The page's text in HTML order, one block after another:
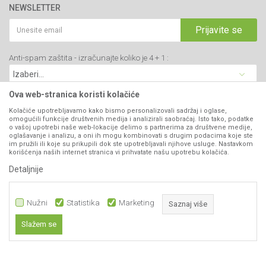
webshop@agromarket.rs
PIB: 102135221
Matični broj: 07593252
Brendovi
Katalozi
Blog
Najčešća pitanja
Politika privatnosti
Kako kupiti
Isporuka
Click & Collect
Načini plaćanja
Plaćanje karticama
Web kredit Raiffeisen banke
Pravo na odustajanje
Reklamacije
Zamena artikala
NEWSLETTER
Prijavite se
Anti-spam zaštita - izračunajte koliko je 4 + 1 :
VIBER I SMS NEWSLETTER
Prijavite se
PRATITE NAS
Ova web-stranica koristi kolačiće
Kolačiće upotrebljavamo kako bismo personalizovali sadržaj i oglase,
omogućili funkcije društvenih medija i analizirali saobraćaj. Isto tako, podatke
o vašoj upotrebi naše web-lokacije delimo s partnerima za društvene medije,
oglašavanje i analizu, a oni ih mogu kombinovati s drugim podacima koje ste
im pružili ili koje su prikupili dok ste upotrebljavali njihove usluge. Nastavkom
korišćenja naših internet stranica vi prihvatate našu upotrebu kolačića.
Detaljnije
Nužni Statistika Marketing Saznaj više
Slažem se